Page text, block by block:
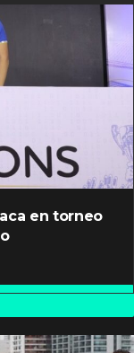
en torneo